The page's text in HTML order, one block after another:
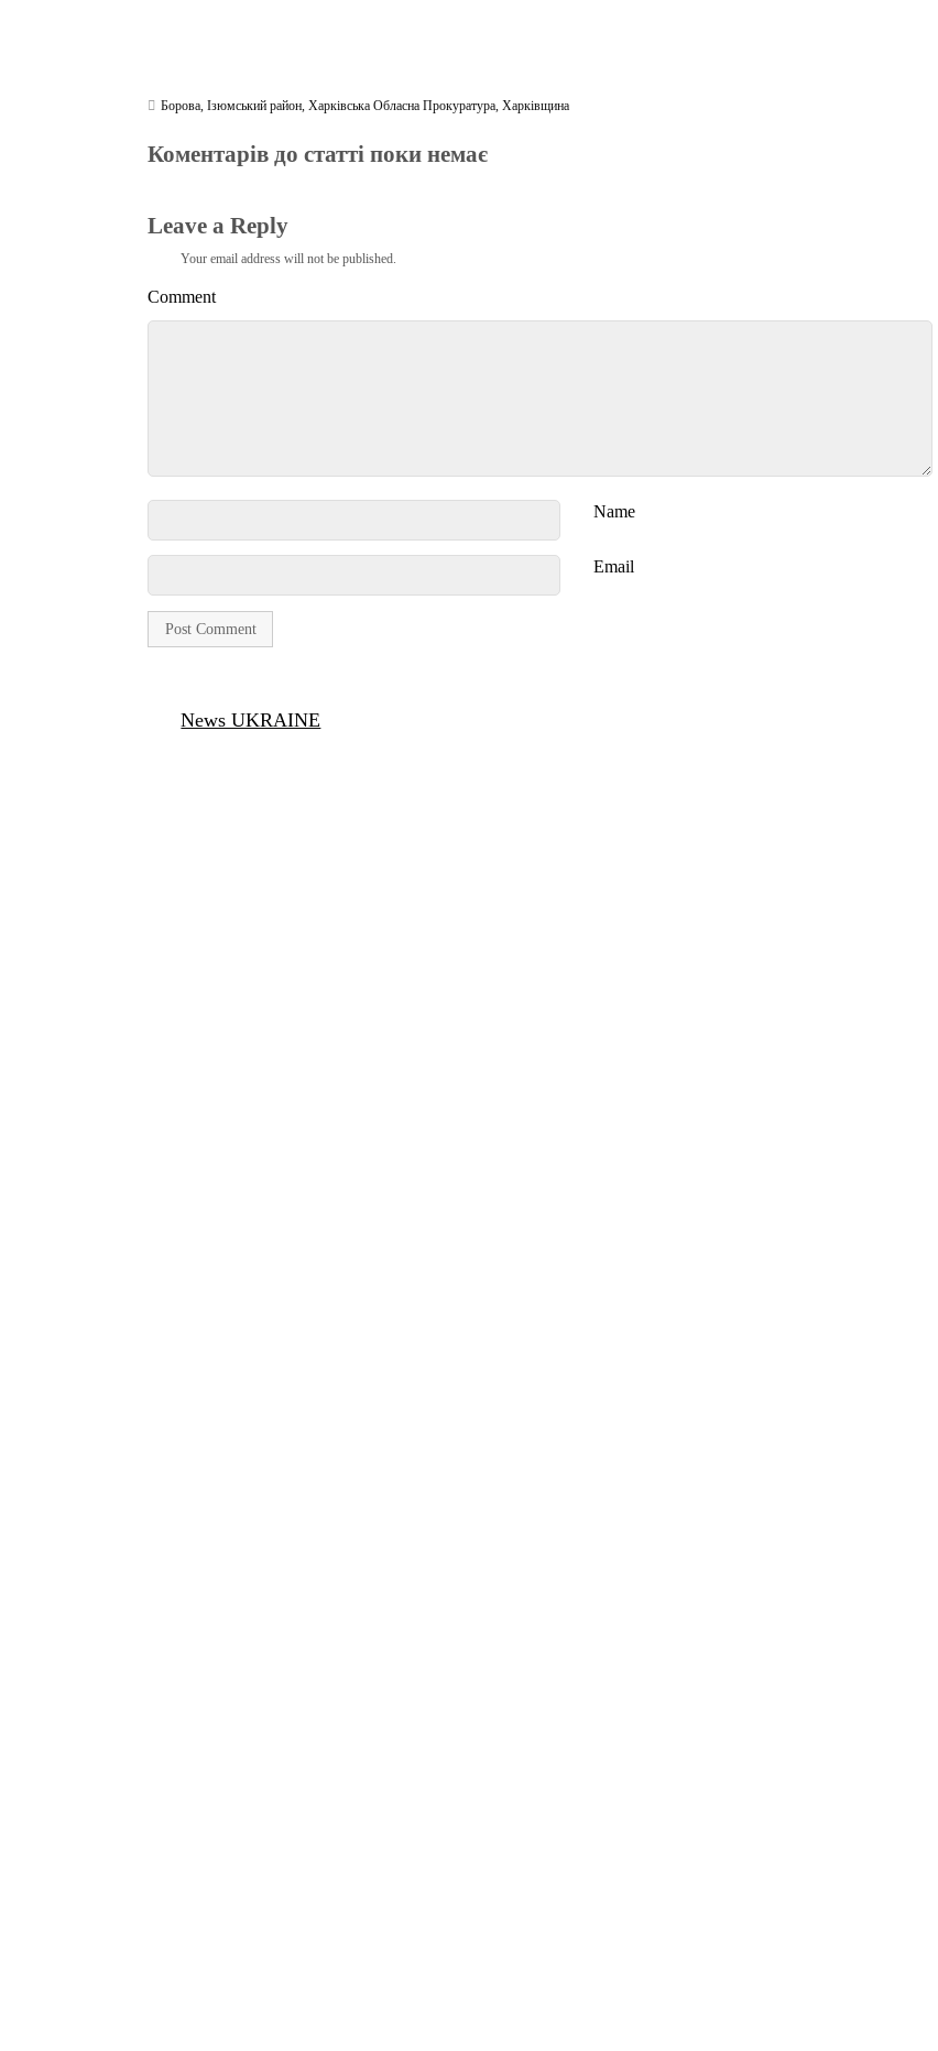
Борова,Ізюмський район,Харківська Обласна Прокуратура,Харківщина
Коментарів до статті поки немає
Leave a Reply
Your email address will not be published.
Comment
Name
Email
News UKRAINE